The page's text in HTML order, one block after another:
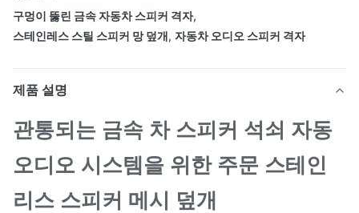
구멍이 뚫린 금속 자동차 스피커 격자,
스테인레스 스틸 스피커 망 덮개, 자동차 오디오 스피커 격자
제품 설명
관통되는 금속 차 스피커 석쇠 자동
오디오 시스템을 위한 주문 스테인
리스 스피커 메시 덮개